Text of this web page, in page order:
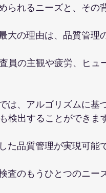
られるニーズと、その
大の理由は、品質管理
員の主観や疲労、ヒュ
は、アルゴリズムに基
検出することができま
た品質管理が実現可能
査のもうひとつのニー